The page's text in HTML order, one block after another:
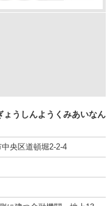
うしんようくみあいなん
央区道頓堀2-2-4